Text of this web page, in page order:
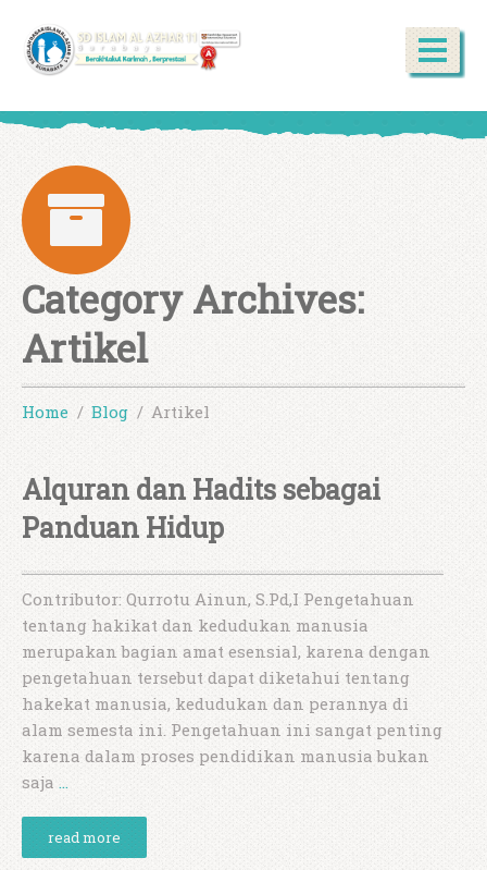
Category Archives:
Artikel
Home Blog Artikel
Alquran dan Hadits sebagai
Panduan Hidup
Contributor: Qurrotu Ainun, S.Pd,I Pengetahuan
tentang hakikat dan kedudukan manusia
merupakan bagian amat esensial, karena dengan
pengetahuan tersebut dapat diketahui tentang
hakekat manusia, kedudukan dan perannya di
alam semesta ini. Pengetahuan ini sangat penting
karena dalam proses pendidikan manusia bukan
saja …
read more